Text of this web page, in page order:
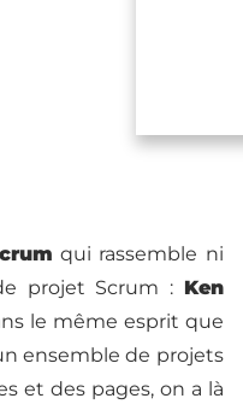
qui rassemble ni
projet Scrum : Ken
le même esprit que
ensemble de projets
et des pages, on a là